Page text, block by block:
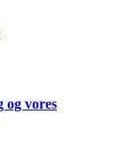
og vores